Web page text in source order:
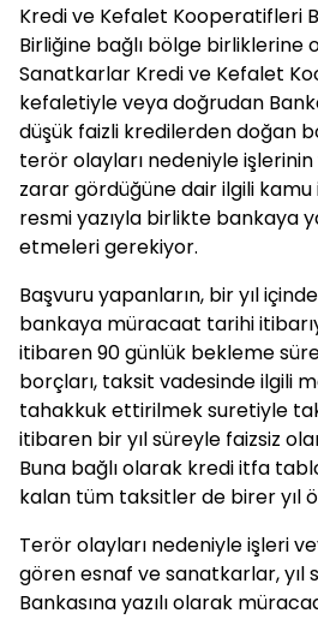
Kredi ve Kefalet Kooperatifleri
Birliğine bağlı bölge birliklerine
Sanatkarlar Kredi ve Kefalet
kefaletiyle veya doğrudan
düşük faizli kredilerden doğan
terör olayları nedeniyle
zarar gördüğüne dair ilgili kamu
resmi yazıyla birlikte bankaya
etmeleri gerekiyor.
Başvuru yapanların, bir yıl
bankaya müracaat tarihi
itibaren 90 günlük bekleme
borçları, taksit vadesinde ilgili
tahakkuk ettirilmek suretiyle
itibaren bir yıl süreyle faizsiz
Buna bağlı olarak kredi itfa
kalan tüm taksitler de birer yıl
Terör olayları nedeniyle işleri
gören esnaf ve sanatkarlar, yıl
Bankasına yazılı olarak